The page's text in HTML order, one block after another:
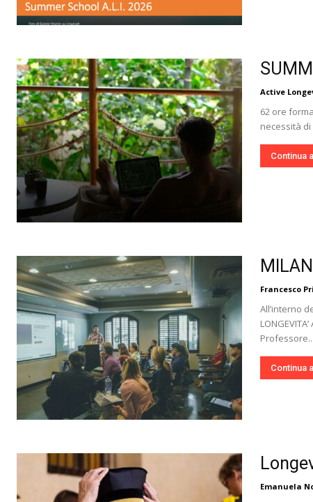
Active
62 ore
necessità
Continua
Francesco
All’interno
Professore...
Continua
Emanuela